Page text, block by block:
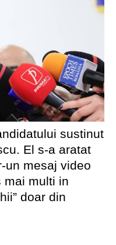
sustinut
El s-a aratat
un mesaj video
mai multi in
doar din